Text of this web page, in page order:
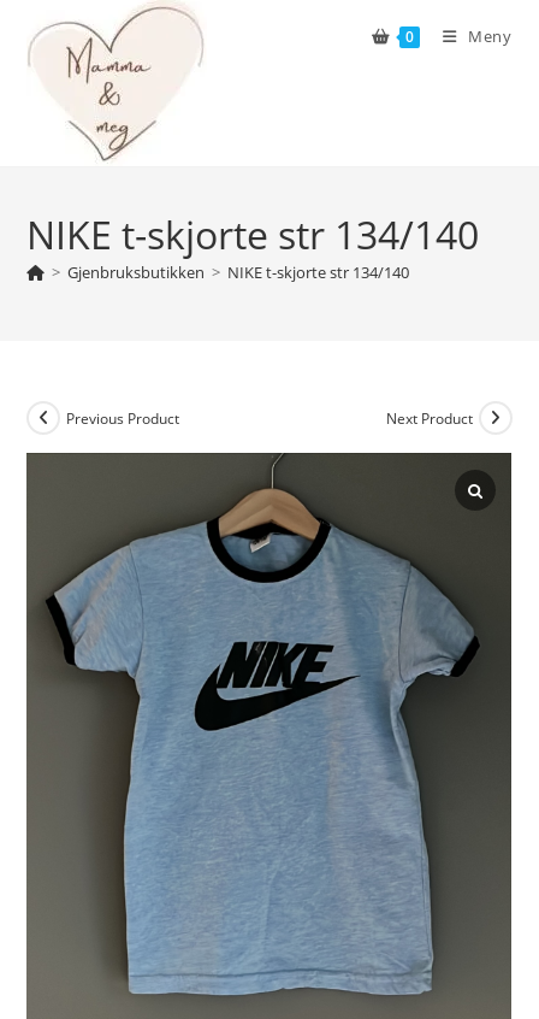
content
0 Meny
NIKE t-skjorte str 134/140
> Gjenbruksbutikken > NIKE t-skjorte str 134/140
Previous Product Next Product